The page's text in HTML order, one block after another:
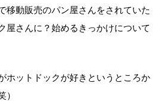
移動販売のパン屋さんをされていた
屋さんに？始めるきっかけについて
ホットドックが好きというところか
）